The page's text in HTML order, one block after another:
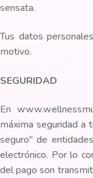
sensata.
Tus datos
motivo.
SEGURIDAD
En
máxima seguridad a
seguro" de
electrónico. Por lo
del pago son